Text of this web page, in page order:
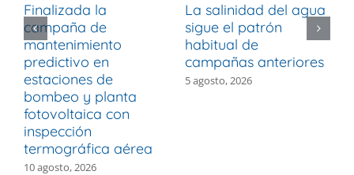
Finalizada la
campaña de
mantenimiento
predictivo en
estaciones de
bombeo y planta
fotovoltaica con
inspección
termográfica aérea
10 agosto, 2026
La salinidad del agua
sigue el patrón
habitual de
campañas anteriores
5 agosto, 2026